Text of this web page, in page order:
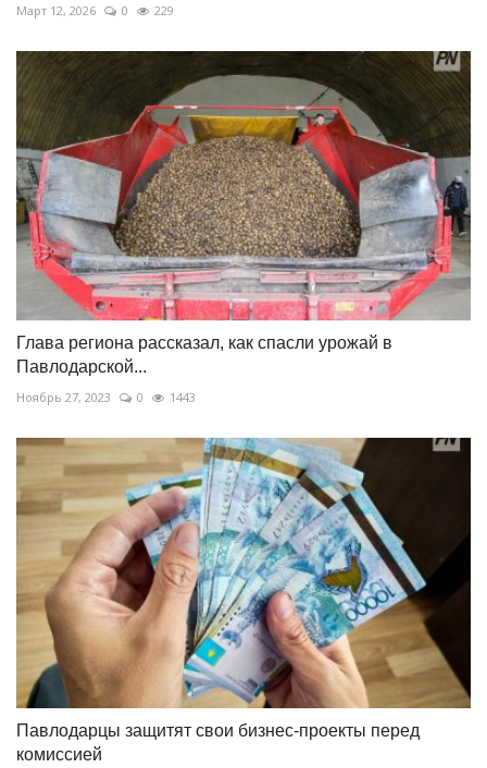
Март 12, 2026 0 229
Глава региона рассказал, как спасли урожай в
Павлодарской...
Ноябрь 27, 2023 0 1443
Павлодарцы защитят свои бизнес-проекты перед
комиссией